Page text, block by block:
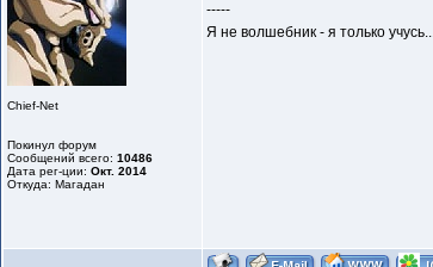
Chief-Net
Покинул форум
Сообщений всего: 10486
Дата рег-ции: Окт. 2014
Откуда: Магадан
-----
Я не волшебник - я только